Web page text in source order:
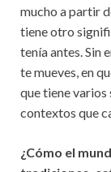
mucho a partir
tiene otro
tenía antes. Sin
te mueves, en
que tiene
contextos que
¿Cómo el